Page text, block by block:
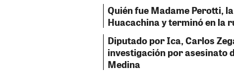
Quién fue Madame Perotti,
Huacachina y terminó en la
Diputado por Ica, Carlos
investigación por asesinato
Medina